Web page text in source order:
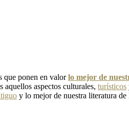
que ponen en valorlo mejor de
aspectos culturales, turísticos
y lo mejor de nuestra literatura de